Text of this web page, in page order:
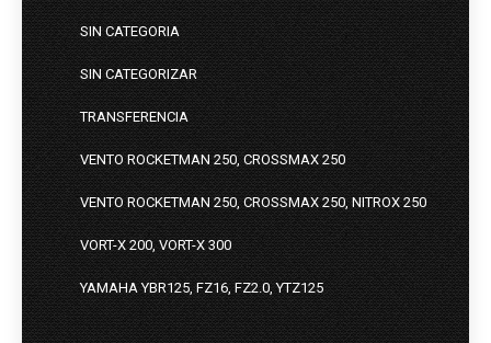
SIN CATEGORIA
SIN CATEGORIZAR
TRANSFERENCIA
VENTO ROCKETMAN 250, CROSSMAX 250
VENTO ROCKETMAN 250, CROSSMAX 250, NITROX 250
VORT-X 200, VORT-X 300
YAMAHA YBR125, FZ16, FZ2.0, YTZ125